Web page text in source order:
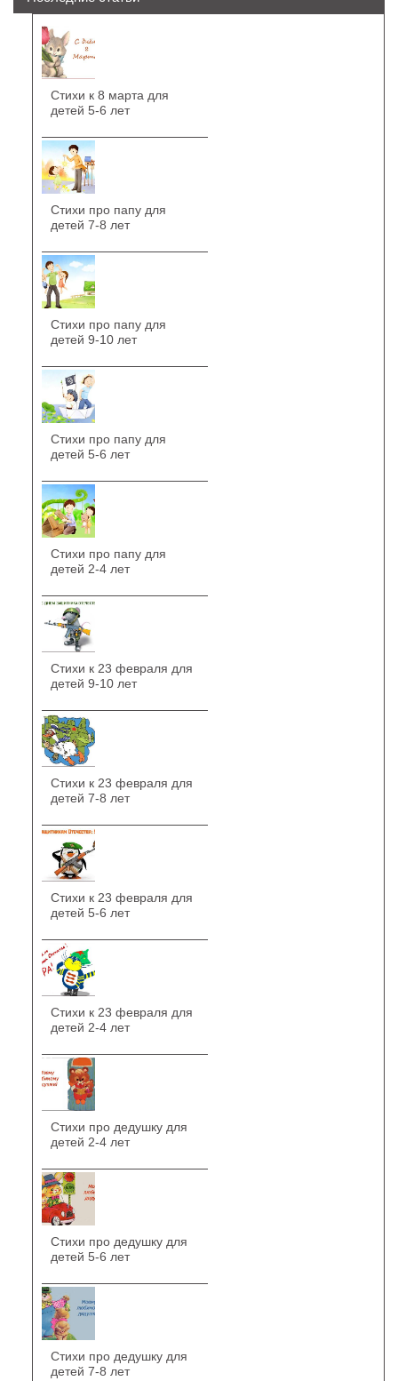
Стихи к 8 марта для
детей 5-6 лет
Стихи про папу для
детей 7-8 лет
Стихи про папу для
детей 9-10 лет
Стихи про папу для
детей 5-6 лет
Стихи про папу для
детей 2-4 лет
Стихи к 23 февраля для
детей 9-10 лет
Стихи к 23 февраля для
детей 7-8 лет
Стихи к 23 февраля для
детей 5-6 лет
Стихи к 23 февраля для
детей 2-4 лет
Стихи про дедушку для
детей 2-4 лет
Стихи про дедушку для
детей 5-6 лет
Стихи про дедушку для
детей 7-8 лет